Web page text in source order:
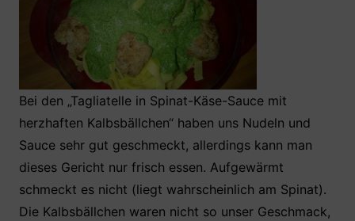
Bei den „Tagliatelle in Spinat-Käse-Sauce mit
herzhaften Kalbsbällchen“ haben uns Nudeln und
Sauce sehr gut geschmeckt, allerdings kann man
dieses Gericht nur frisch essen. Aufgewärmt
schmeckt es nicht (liegt wahrscheinlich am Spinat).
Die Kalbsbällchen waren nicht so unser Geschmack,